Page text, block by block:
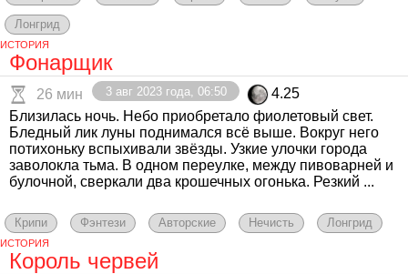
Лонгрид
ИСТОРИЯ
Фонарщик
26 мин 3 авг 2023 года, 06:50
4.25
Близилась ночь. Небо приобретало фиолетовый свет.
Бледный лик луны поднимался всё выше. Вокруг него
потихоньку вспыхивали звёзды. Узкие улочки города
заволокла тьма. В одном переулке, между пивоварней и
булочной, сверкали два крошечных огонька. Резкий ...
Крипи Фэнтези Авторские Нечисть Лонгрид
ИСТОРИЯ
Король червей